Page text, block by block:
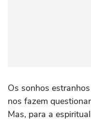
Os sonhos
nos fazem
Mas, para a